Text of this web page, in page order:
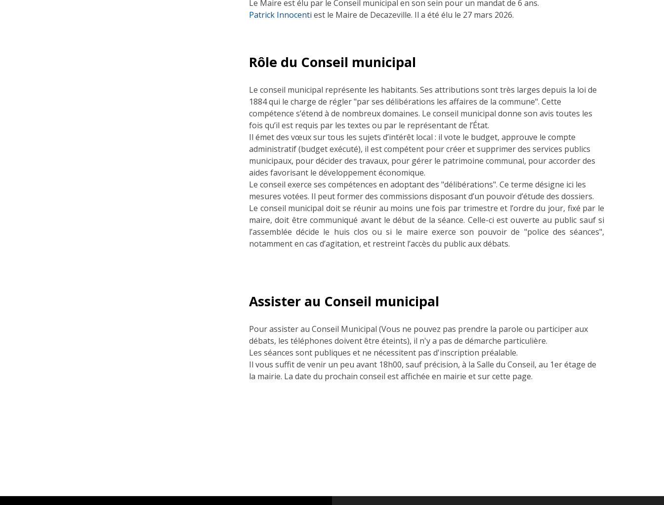
Le Maire est élu par le Conseil municipal en son sein pour un mandat de 6 ans.
Patrick Innocenti est le Maire de Decazeville. Il a été élu le 27 mars 2026.
Rôle du Conseil municipal
Le conseil municipal représente les habitants. Ses attributions sont très larges depuis la loi de
1884 qui le charge de régler "par ses délibérations les affaires de la commune". Cette
compétence s’étend à de nombreux domaines. Le conseil municipal donne son avis toutes les
fois qu’il est requis par les textes ou par le représentant de l’État.
Il émet des vœux sur tous les sujets d’intérêt local : il vote le budget, approuve le compte
administratif (budget exécuté), il est compétent pour créer et supprimer des services publics
municipaux, pour décider des travaux, pour gérer le patrimoine communal, pour accorder des
aides favorisant le développement économique.
Le conseil exerce ses compétences en adoptant des "délibérations". Ce terme désigne ici les
mesures votées. Il peut former des commissions disposant d’un pouvoir d’étude des dossiers.
Le conseil municipal doit se réunir au moins une fois par trimestre et l’ordre du jour, fixé par le
maire, doit être communiqué avant le début de la séance. Celle-ci est ouverte au public sauf si
l’assemblée décide le huis clos ou si le maire exerce son pouvoir de "police des séances",
notamment en cas d’agitation, et restreint l’accès du public aux débats.
Assister au Conseil municipal
Pour assister au Conseil Municipal (Vous ne pouvez pas prendre la parole ou participer aux
débats, les téléphones doivent être éteints), il n'y a pas de démarche particulière.
Les séances sont publiques et ne nécessitent pas d'inscription préalable.
Il vous suffit de venir un peu avant 18h00, sauf précision, à la Salle du Conseil, au 1er étage de
la mairie. La date du prochain conseil est affichée en mairie et sur cette page.